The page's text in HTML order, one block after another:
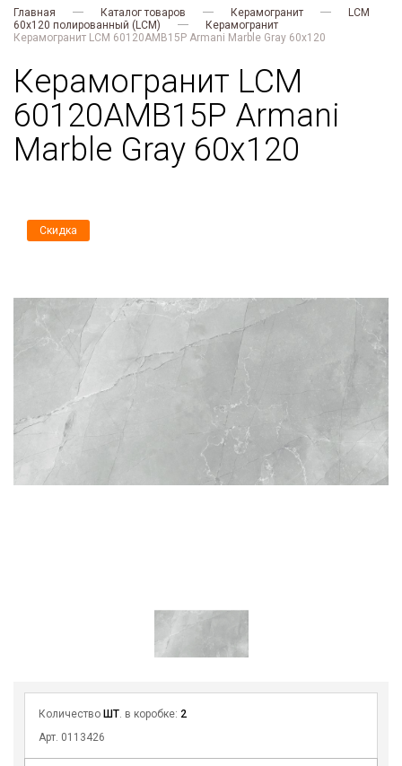
Главная Каталог товаров Керамогранит
LCM
60х120 полированный (LCM)
Керамогранит
Керамогранит LCM 60120AMB15P Armani Marble Gray 60x120
Керамогранит LCM
60120AMB15P Armani
Marble Gray 60x120
Скидка
Количество ШТ . в коробке: 2
Арт. 0113426